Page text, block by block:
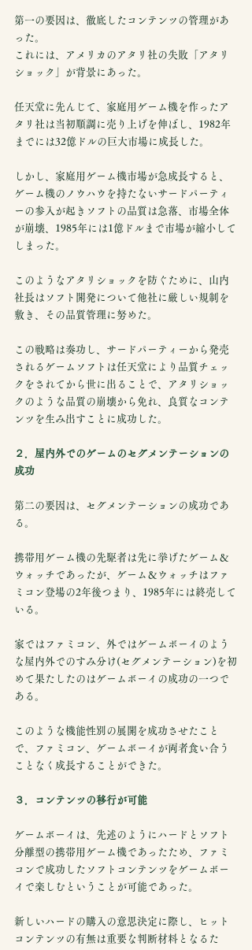
第一の要因は、徹底したコンテンツの管理があ
った。
これには、アメリカのアタリ社の失敗「アタリ
ショック」が背景にあった。
任天堂に先んじて、家庭用ゲーム機を作ったア
タリ社は当初順調に売り上げを伸ばし、1982年
までには32億ドルの巨大市場に成長した。
しかし、家庭用ゲーム機市場が急成長すると、
ゲーム機のノウハウを持たないサードパーティ
ーの参入が起きソフトの品質は急落、市場全体
が崩壊、1985年には1億ドルまで市場が縮小して
しまった。
このようなアタリショックを防ぐために、山内
社長はソフト開発について他社に厳しい規制を
敷き、その品質管理に努めた。
この戦略は奏功し、サードパーティーから発売
されるゲームソフトは任天堂により品質チェッ
クをされてから世に出ることで、アタリショッ
クのような品質の崩壊から免れ、良質なコンテ
ンツを生み出すことに成功した。
２．屋内外でのゲームのセグメンテーションの
成功
第二の要因は、セグメンテーションの成功であ
る。
携帯用ゲーム機の先駆者は先に挙げたゲーム＆
ウォッチであったが、ゲーム＆ウォッチはファ
ミコン登場の2年後つまり、1985年には終売して
いる。
家ではファミコン、外ではゲームボーイのよう
な屋内外でのすみ分け(セグメンテーション)を初
めて果たしたのはゲームボーイの成功の一つで
ある。
このような機能性別の展開を成功させたこと
で、ファミコン、ゲームボーイが両者食い合う
ことなく成長することができた。
３．コンテンツの移行が可能
ゲームボーイは、先述のようにハードとソフト
分離型の携帯用ゲーム機であったため、ファミ
コンで成功したソフトコンテンツをゲームボー
イで楽しむということが可能であった。
新しいハードの購入の意思決定に際し、ヒット
コンテンツの有無は重要な判断材料となるた